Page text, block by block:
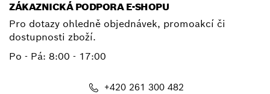
ZÁKAZNICKÁ PODPORA E-SHOPU
Pro dotazy ohledně objednávek, promoakcí či
dostupnosti zboží.
Po - Pá: 8:00 - 17:00
+420 261 300 482